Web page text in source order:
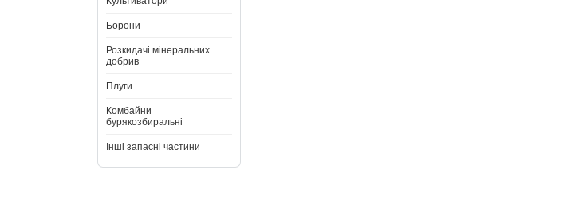
Борони
Розкидачі мінеральних
добрив
Плуги
Комбайни
бурякозбиральні
Інші запасні частини